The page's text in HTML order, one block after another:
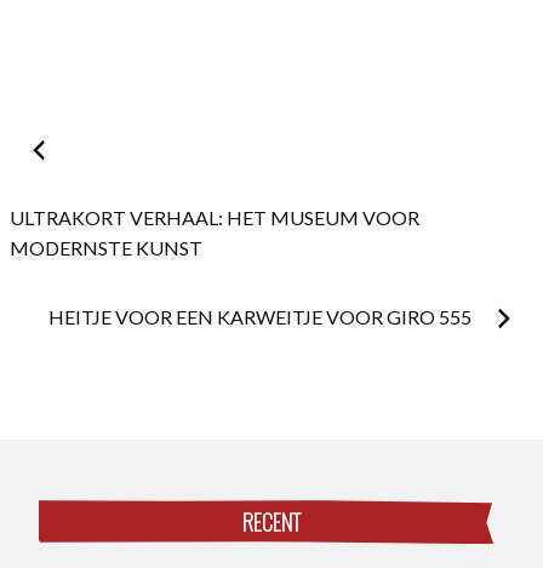
Postnavigatie
ULTRAKORT VERHAAL: HET MUSEUM VOOR
MODERNSTE KUNST
HEITJE VOOR EEN KARWEITJE VOOR GIRO 555
RECENT